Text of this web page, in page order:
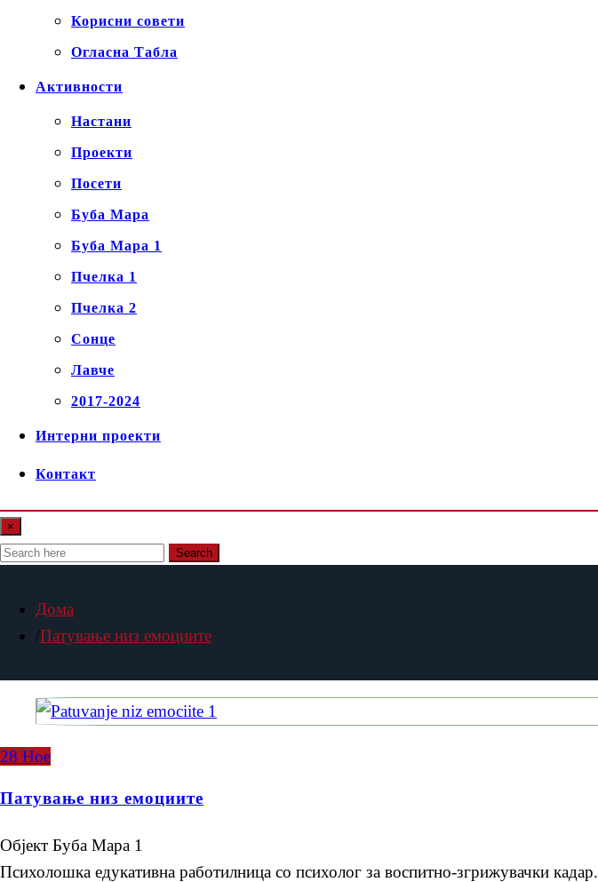
Корисни совети
Огласна Табла
Активности
Настани
Проекти
Посети
Буба Мара
Буба Мара 1
Пчелка 1
Пчелка 2
Сонце
Лавче
2017-2024
Интерни проекти
Контакт
×
Search
Дома
Патување низ емоциите
28 Ное
Патување низ емоциите
Објект Буба Мара 1
Психолошка едукативна работилница со психолог за воспитно-згрижувачки кадар.